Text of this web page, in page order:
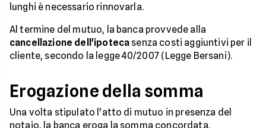
lunghi è necessario rinnovarla.
Al termine del mutuo, la banca provvede alla
cancellazione dell'ipoteca senza costi aggiuntivi per il
cliente, secondo la legge 40/2007 (Legge Bersani).
Erogazione della somma
Una volta stipulato l'atto di mutuo in presenza del
notaio, la banca eroga la somma concordata.